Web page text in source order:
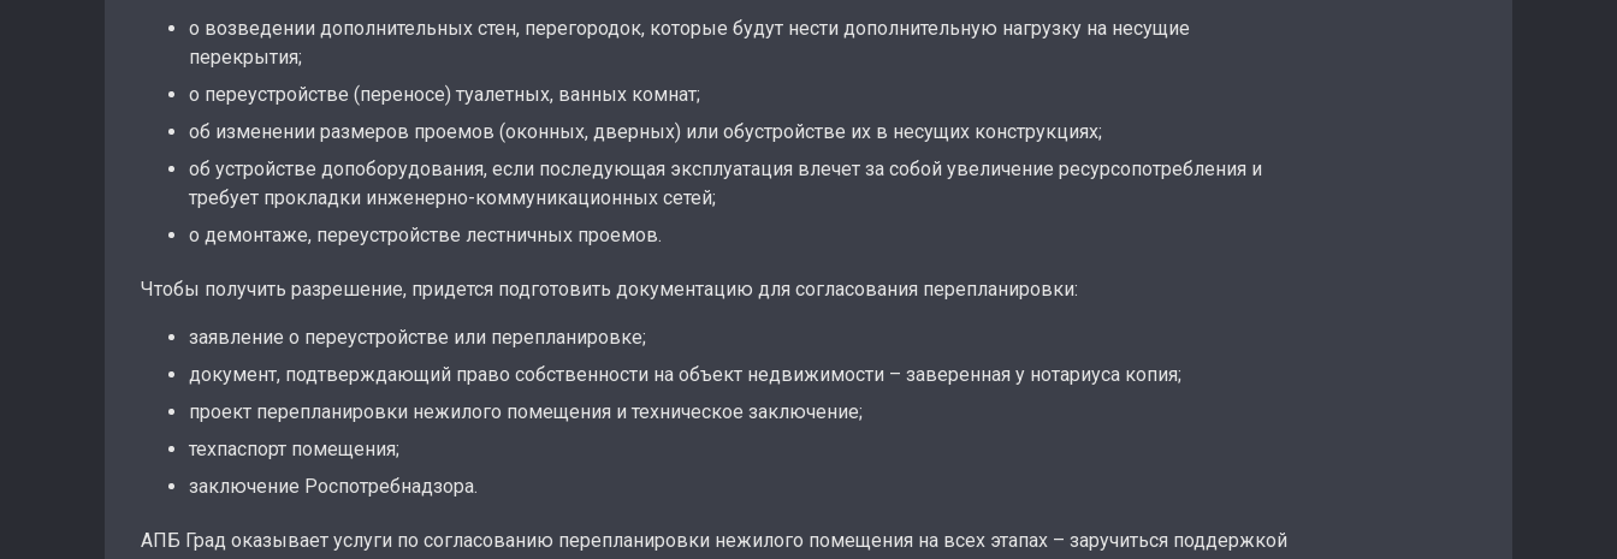
о возведении дополнительных стен, перегородок, которые будут нести дополнительную нагрузку на несущие
перекрытия;
о переустройстве (переносе) туалетных, ванных комнат;
об изменении размеров проемов (оконных, дверных) или обустройстве их в несущих конструкциях;
об устройстве допоборудования, если последующая эксплуатация влечет за собой увеличение ресурсопотребления и
требует прокладки инженерно-коммуникационных сетей;
о демонтаже, переустройстве лестничных проемов.
Чтобы получить разрешение, придется подготовить документацию для согласования перепланировки:
заявление о переустройстве или перепланировке;
документ, подтверждающий право собственности на объект недвижимости – заверенная у нотариуса копия;
проект перепланировки нежилого помещения и техническое заключение;
техпаспорт помещения;
заключение Роспотребнадзора.
АПБ Град оказывает услуги по согласованию перепланировки нежилого помещения на всех этапах – заручиться поддержкой